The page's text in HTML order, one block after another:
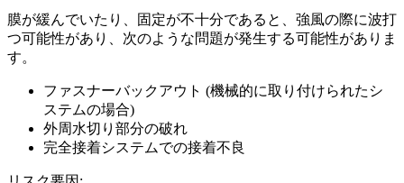
膜が緩んでいたり、固定が不十分であると、強風の際に波打
つ可能性があり、次のような問題が発生する可能性がありま
す。
ファスナーバックアウト (機械的に取り付けられたシ
ステムの場合)
外周水切り部分の破れ
完全接着システムでの接着不良